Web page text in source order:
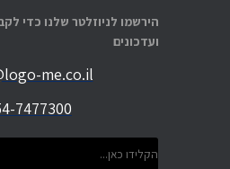
הירשמו לניוזלטר שלנו כדי
ועדכונים
me.co.il
7477300